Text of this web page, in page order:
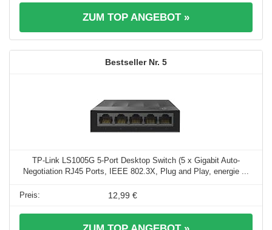
ZUM TOP ANGEBOT »
5
TP-Link LS1005G 5-Port Desktop Switch (5 x Gigabit Auto-
Negotiation RJ45 Ports, IEEE 802.3X, Plug and Play, energie ...
12,99 €